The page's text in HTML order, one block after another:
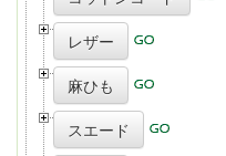
レザー
麻ひも
スエード